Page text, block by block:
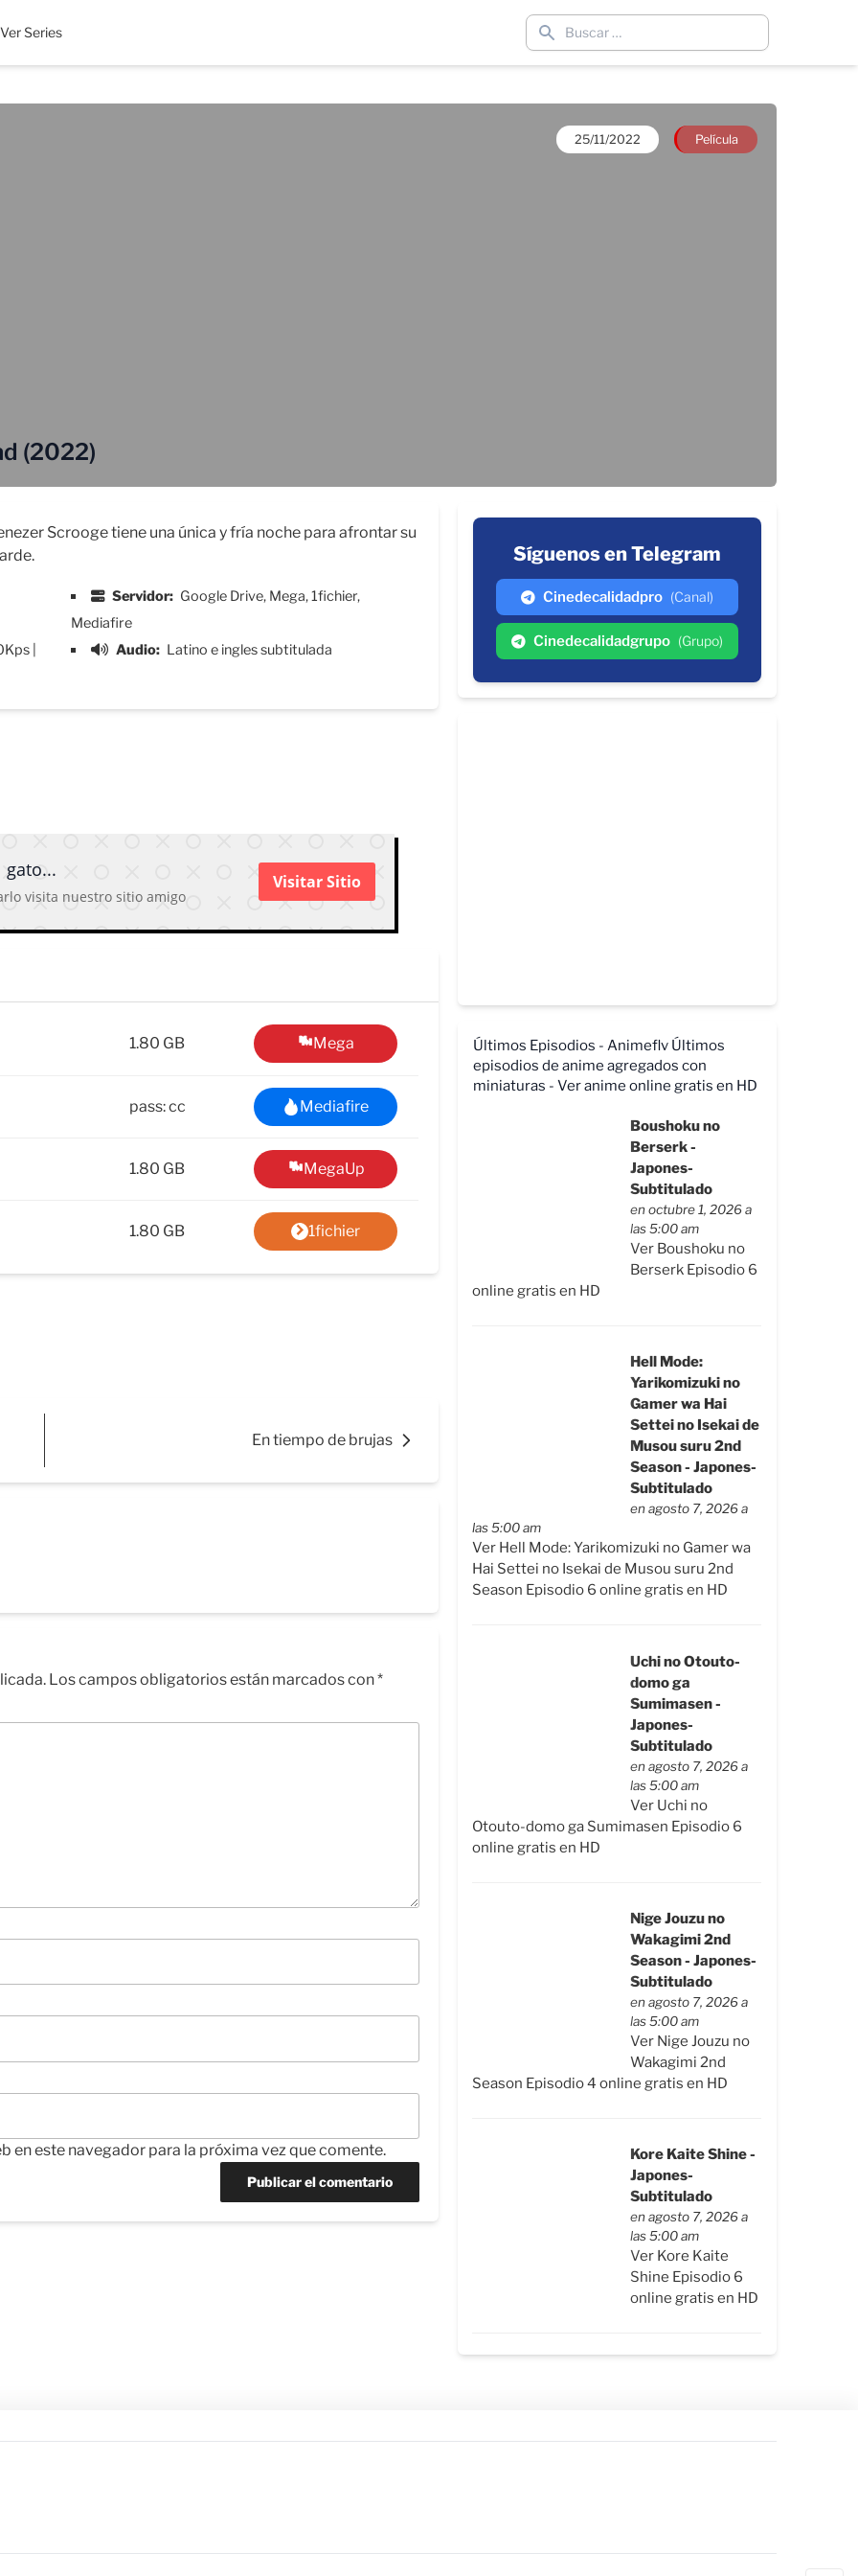
Ver Series
25/11/2022 Película
(2022)
Scrooge tiene una única y fría noche para afrontar su
|
Servidor: Google Drive, Mega, 1fichier,
Mediafire
Audio: Latino e ingles subtitulada
gato...
visita nuestro sitio amigo
Visitar Sitio
1.80 GB Mega
pass: cc Mediafire
1.80 GB MegaUp
1.80 GB 1fichier
En tiempo de brujas
Los campos obligatorios están marcados con*
en este navegador para la próxima vez que comente.
Síguenos en Telegram
Cinedecalidadpro (Canal)
Cinedecalidadgrupo (Grupo)
Últimos Episodios - Animeflv Últimos
episodios de anime agregados con
miniaturas - Ver anime online gratis en HD
Boushoku no
Berserk -
Japones-
Subtitulado
en octubre 1, 2026 a
las 5:00 am
Ver Boushoku no
Berserk Episodio 6
online gratis en HD
Hell Mode:
Yarikomizuki no
Gamer wa Hai
Settei no Isekai de
Musou suru 2nd
Season - Japones-
Subtitulado
en agosto 7, 2026 a
las 5:00 am
Ver Hell Mode: Yarikomizuki no Gamer wa
Hai Settei no Isekai de Musou suru 2nd
Season Episodio 6 online gratis en HD
Uchi no Otouto-
domo ga
Sumimasen -
Japones-
Subtitulado
en agosto 7, 2026 a
las 5:00 am
Ver Uchi no
Otouto-domo ga Sumimasen Episodio 6
online gratis en HD
Nige Jouzu no
Wakagimi 2nd
Season - Japones-
Subtitulado
en agosto 7, 2026 a
las 5:00 am
Ver Nige Jouzu no
Wakagimi 2nd
Season Episodio 4 online gratis en HD
Kore Kaite Shine -
Japones-
Subtitulado
en agosto 7, 2026 a
las 5:00 am
Ver Kore Kaite
Shine Episodio 6
online gratis en HD